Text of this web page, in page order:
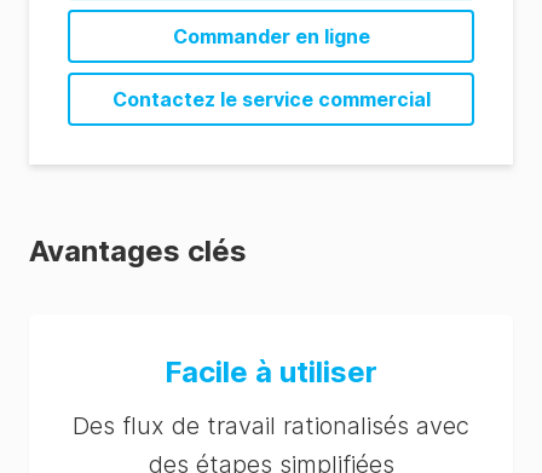
Commander en ligne
Contactez le service commercial
Avantages clés
Facile à utiliser
Des flux de travail rationalisés avec
des étapes simplifiées